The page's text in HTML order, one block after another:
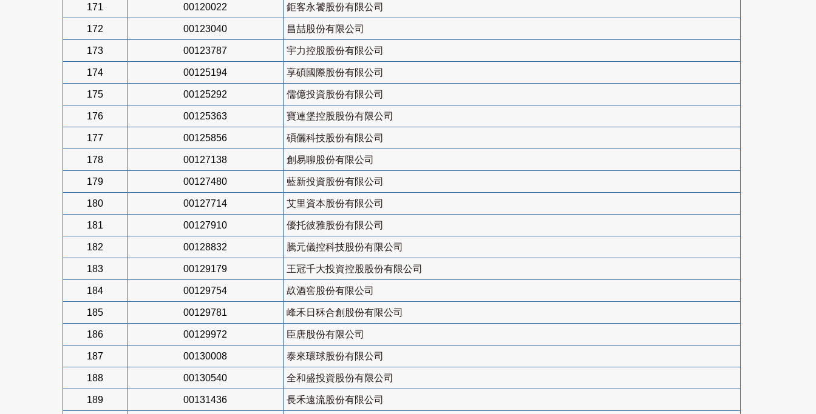
171 00120022 鉅客永饕股份有限公司
172 00123040 昌喆股份有限公司
173 00123787 宇力控股股份有限公司
174 00125194 享碩國際股份有限公司
175 00125292 儒億投資股份有限公司
176 00125363 寶連堡控股股份有限公司
177 00125856 碩儷科技股份有限公司
178 00127138 創易聊股份有限公司
179 00127480 藍新投資股份有限公司
180 00127714 艾里資本股份有限公司
181 00127910 優托彼雅股份有限公司
182 00128832 騰元儀控科技股份有限公司
183 00129179 王冠千大投資控股股份有限公司
184 00129754 镹酒窖股份有限公司
185 00129781 峰禾日秝合創股份有限公司
186 00129972 臣唐股份有限公司
187 00130008 泰來環球股份有限公司
188 00130540 全和盛投資股份有限公司
189 00131436 長禾遠流股份有限公司